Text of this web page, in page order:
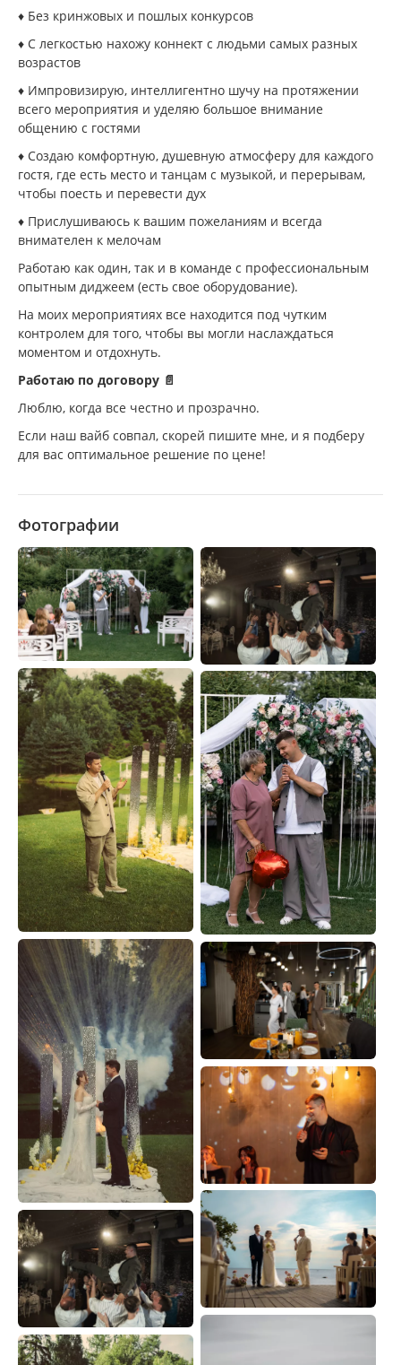
♦️ Без кринжовых и пошлых конкурсов
♦️ С легкостью нахожу коннект с людьми самых разных
возрастов
♦️ Импровизирую, интеллигентно шучу на протяжении
всего мероприятия и уделяю большое внимание
общению с гостями
♦️ Создаю комфортную, душевную атмосферу для каждого
гостя, где есть место и танцам с музыкой, и перерывам,
чтобы поесть и перевести дух
♦️ Прислушиваюсь к вашим пожеланиям и всегда
внимателен к мелочам
Работаю как один, так и в команде с профессиональным
опытным диджеем (есть свое оборудование).
На моих мероприятиях все находится под чутким
контролем для того, чтобы вы могли наслаждаться
моментом и отдохнуть.
Работаю по договору 📄
Люблю, когда все честно и прозрачно.
Если наш вайб совпал, скорей пишите мне, и я подберу
для вас оптимальное решение по цене!
Фотографии